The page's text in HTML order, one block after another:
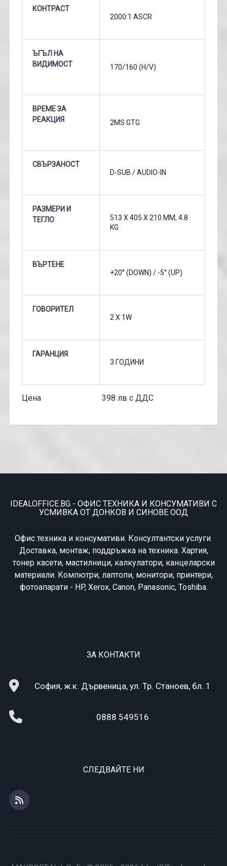
КОНТРАСТ
2000:1 ASCR
ЪГЪЛ НА
ВИДИМОСТ
170/160 (H/V)
ВРЕМЕ ЗА
РЕАКЦИЯ
2MS GTG
СВЪРЗАНОСТ
D-SUB / AUDIO-IN
РАЗМЕРИ И
ТЕГЛО
513 X 405 X 210 MM, 4.8
KG
ВЪРТЕНЕ
+20° (DOWN) / -5° (UP)
ГОВОРИТЕЛ
2 X 1W
ГАРАНЦИЯ
3 ГОДИНИ
Цена 398 лв с ДДС
IDEALOFFICE.BG - ОФИС ТЕХНИКА И КОНСУМАТИВИ С
УСМИВКА ОТ ДОНКОВ И СИНОВЕ ООД
Офис техника и консумативи. Консултантски услуги.
Доставка, монтаж, поддръжка на техника. Хартия,
тонер касети, мастилници, калкулатори, канцеларски
материали. Компютри, лаптопи, монитори, принтери,
фотоапарати - HP, Xerox, Canon, Panasonic, Toshiba.
ЗА КОНТАКТИ
София, ж.к. Дървеница, ул. Тр. Станоев, бл. 1
0888 549516
СЛЕДВАЙТЕ НИ